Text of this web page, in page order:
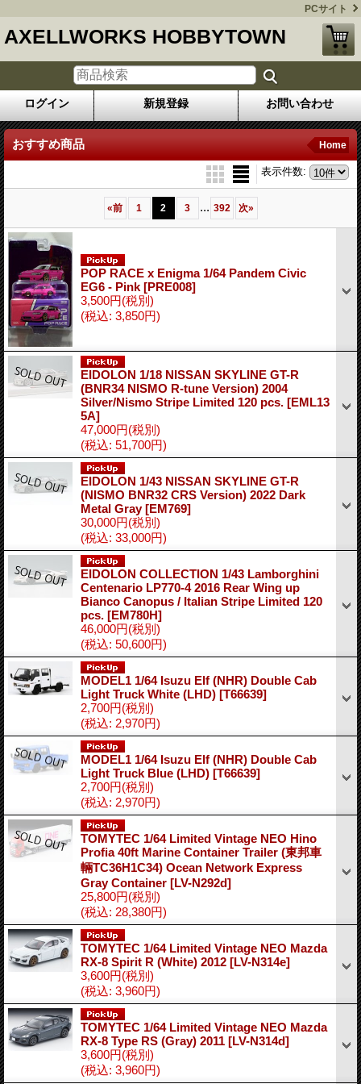
PCサイト
AXELLWORKS HOBBYTOWN
ログイン 新規登録 お問い合わせ
おすすめ商品 Home
表示件数:
«前 1 2 3 ... 392 次»
POP RACE x Enigma 1/64 Pandem Civic
EG6 - Pink [PRE008]
3,500円(税別)
(税込: 3,850円)
EIDOLON 1/18 NISSAN SKYLINE GT-R
(BNR34 NISMO R-tune Version) 2004
Silver/Nismo Stripe Limited 120 pcs. [EML13
5A]
47,000円(税別)
(税込: 51,700円)
EIDOLON 1/43 NISSAN SKYLINE GT-R
(NISMO BNR32 CRS Version) 2022 Dark
Metal Gray[EM769]
30,000円(税別)
(税込: 33,000円)
EIDOLON COLLECTION 1/43 Lamborghini
Centenario LP770-4 2016 Rear Wing up
Bianco Canopus / Italian Stripe Limited 120
pcs. [EM780H]
46,000円(税別)
(税込: 50,600円)
MODEL1 1/64 Isuzu Elf (NHR) Double Cab
Light Truck White (LHD) [T66639]
2,700円(税別)
(税込: 2,970円)
MODEL1 1/64 Isuzu Elf (NHR) Double Cab
Light Truck Blue (LHD) [T66639]
2,700円(税別)
(税込: 2,970円)
TOMYTEC 1/64 Limited Vintage NEO Hino
Profia 40ft Marine Container Trailer (東邦車
輛TC36H1C34) Ocean Network Express
Gray Container [LV-N292d]
25,800円(税別)
(税込: 28,380円)
TOMYTEC 1/64 Limited Vintage NEO Mazda
RX-8 Spirit R (White) 2012 [LV-N314e]
3,600円(税別)
(税込: 3,960円)
TOMYTEC 1/64 Limited Vintage NEO Mazda
RX-8 Type RS (Gray) 2011 [LV-N314d]
3,600円(税別)
(税込: 3,960円)